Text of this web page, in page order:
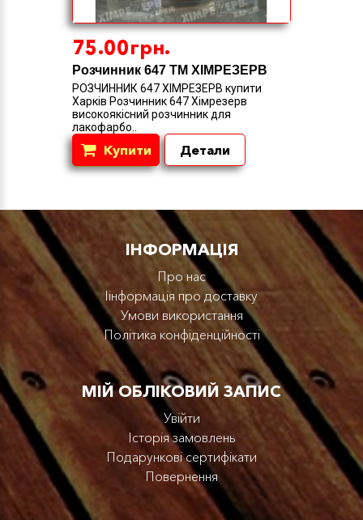
75.00грн.
Розчинник 647 ТМ ХІМРЕЗЕРВ
РОЗЧИННИК 647 ХІМРЕЗЕРВ купити
Харків Розчинник 647 Хімрезерв
високоякісний розчинник для
лакофарбо..
Купити Детали
IНФОРМАЦІЯ
Про нас
Iінформація про доставку
Умови використання
Політика конфіденційності
МІЙ ОБЛІКОВИЙ ЗАПИС
Увійти
Історія замовлень
Подарункові сертифікати
Повернення